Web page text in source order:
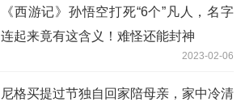
《西游记》孙悟空打死“6个”凡人，名字
连起来竟有这含义！难怪还能封神
2023-02-06
尼格买提过节独自回家陪母亲，家中冷清